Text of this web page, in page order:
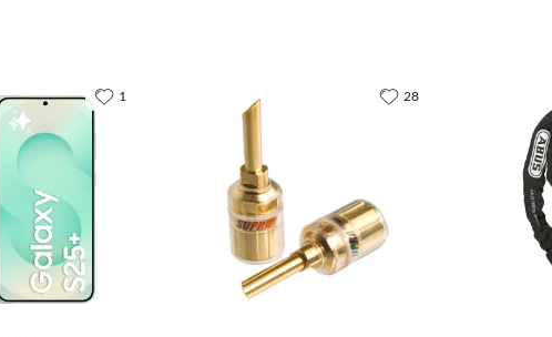
Google Assistant
1 28